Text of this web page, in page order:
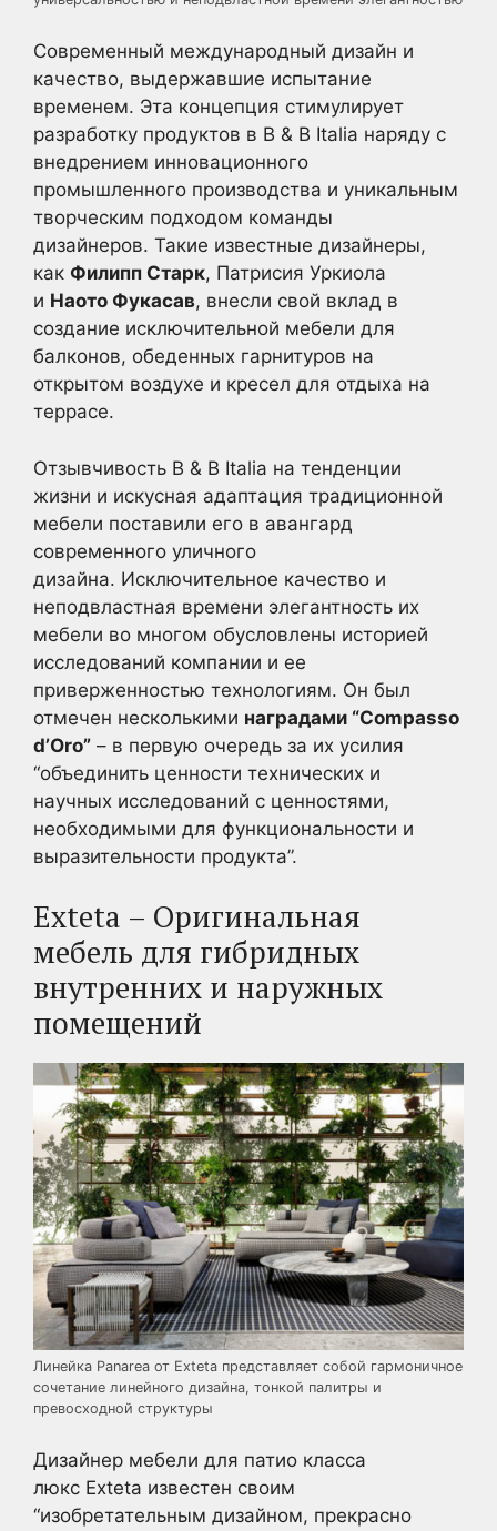
Современный международный дизайн и
качество, выдержавшие испытание
временем. Эта концепция стимулирует
разработку продуктов в B & B Italia наряду с
внедрением инновационного
промышленного производства и уникальным
творческим подходом команды
дизайнеров. Такие известные дизайнеры,
как Филипп Старк, Патрисия Уркиола
и Наото Фукасав, внесли свой вклад в
создание исключительной мебели для
балконов, обеденных гарнитуров на
открытом воздухе и кресел для отдыха на
террасе.
Отзывчивость B & B Italia на тенденции
жизни и искусная адаптация традиционной
мебели поставили его в авангард
современного уличного
дизайна. Исключительное качество и
неподвластная времени элегантность их
мебели во многом обусловлены историей
исследований компании и ее
приверженностью технологиям. Он был
отмечен несколькими наградами “Compasso
d’Oro” – в первую очередь за их усилия
“объединить ценности технических и
научных исследований с ценностями,
необходимыми для функциональности и
выразительности продукта”.
Exteta – Оригинальная
мебель для гибридных
внутренних и наружных
помещений
Линейка Panarea от Exteta представляет собой гармоничное
сочетание линейного дизайна, тонкой палитры и
превосходной структуры
Дизайнер мебели для патио класса
люкс Exteta известен своим
“изобретательным дизайном, прекрасно